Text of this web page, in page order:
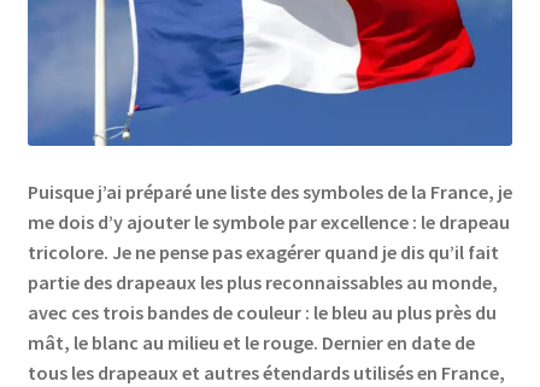
Links
Privacy Policy
Privacy Tools
Private Tuition
Puisque j’ai préparé une liste des symboles de la France, je
me dois d’y ajouter le symbole par excellence : le drapeau
tricolore. Je ne pense pas exagérer quand je dis qu’il fait
partie des drapeaux les plus reconnaissables au monde,
avec ces trois bandes de couleur : le bleu au plus près du
mât, le blanc au milieu et le rouge. Dernier en date de
tous les drapeaux et autres étendards utilisés en France,